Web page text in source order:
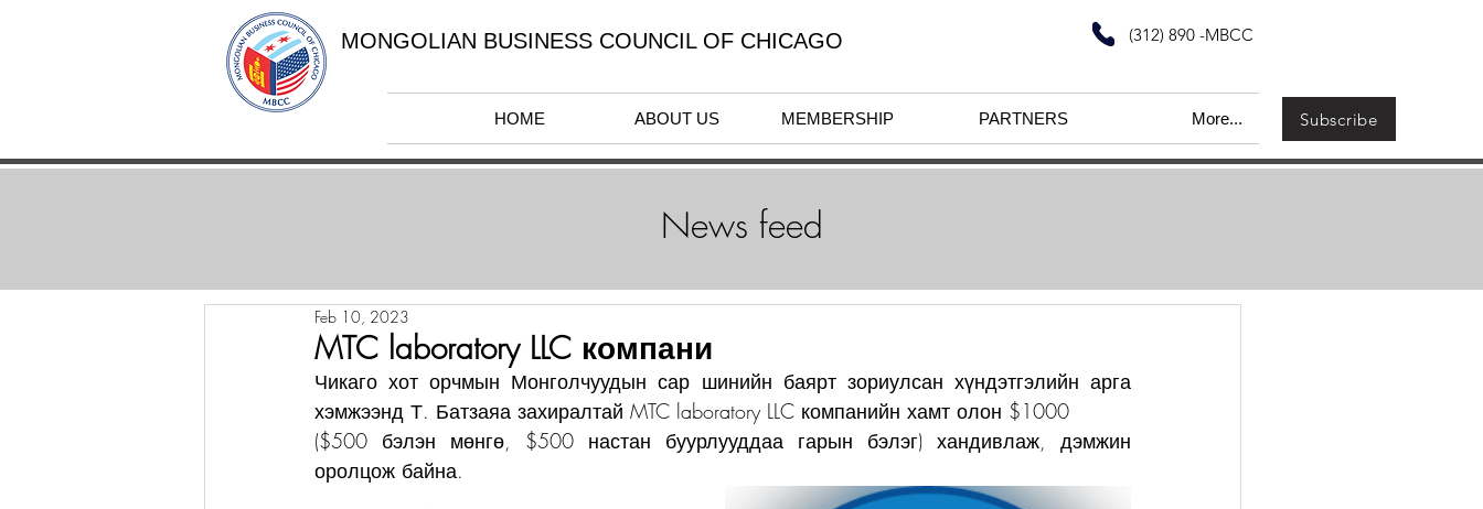
HOME ABOUT US MEMBERSHIP PARTNERS More...
MONGOLIAN BUSINESS COUNCIL OF CHICAGO (312) 890 -MBCC
Subscribe
MTC laboratory LLC компани
Feb 10, 2023
Чикаго хот орчмын Монголчуудын сар шинийн баярт зориулсан хүндэтгэлийн арга
хэмжээнд Т. Батзаяа захиралтай MTC laboratory LLC компанийн хамт олон $1000
($500 бэлэн мөнгө, $500 настан буурлууддаа гарын бэлэг) хандивлаж, дэмжин
оролцож байна.
News feed